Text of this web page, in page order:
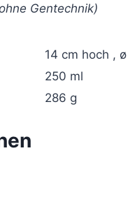
Gentechnik)
14 cm hoch ,
250 ml
286 g